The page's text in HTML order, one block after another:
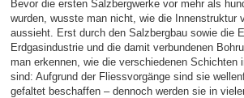
Bevor die ersten Salzbergwerke vor mehr als
wurden, wusste man nicht, wie die Innenstruktur
aussieht. Erst durch den Salzbergbau sowie die
Erdgasindustrie und die damit verbundenen
man erkennen, wie die verschiedenen Schichten
sind: Aufgrund der Fliessvorgänge sind sie
gefaltet beschaffen – dennoch werden sie in